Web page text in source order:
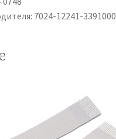
7024-12241-3391000